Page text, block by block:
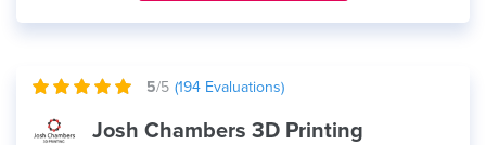
5/5 (194 Evaluations)
Josh Chambers 3D Printing